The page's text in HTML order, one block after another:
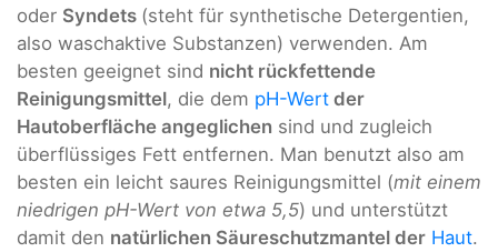
oder Syndets (steht für synthetische Detergentien,
also waschaktive Substanzen) verwenden. Am
besten geeignet sind nicht rückfettende
Reinigungsmittel, die dem pH-Wert der
Hautoberfläche angeglichen sind und zugleich
überflüssiges Fett entfernen. Man benutzt also am
besten ein leicht saures Reinigungsmittel (mit einem
niedrigen pH-Wert von etwa 5,5) und unterstützt
damit den natürlichen Säureschutzmantel der Haut.